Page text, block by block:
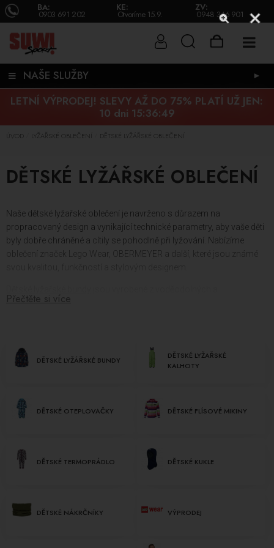
BA:
0903 691 202
KE:
Otvoríme 15.9.
ZV:
0948 346 901
NAŠE SLUŽBY ►
LETNÍ VÝPRODEJ! SLEVY AŽ DO 75% PLATÍ UŽ JEN:
10 dni 15:36:48
ÚVOD LYŽAŘSKÉ OBLEČENÍ DĚTSKÉ LYŽÁŘSKÉ OBLEČENÍ
DĚTSKÉ LYŽÁŘSKÉ OBLEČENÍ
Naše dětské lyžařské oblečení je navrženo s důrazem na
propracovaný design a vynikající technické parametry, aby vaše děti
byly dobře chráněné a cítily se pohodlně při lyžování. Nabízíme
oblečení značek Lego Wear, OBERMEYER a další, které jsou známé
větruodolných materiálů, které zajišťují nepromokavost a ochranu
které budou bavit vaše děti.
umožňují odvod vlhkosti a udržují tělo suché a teplé. Mají
dostatečnou odolnost vůči větru a sněhu a zajišťují optimální
Nabízíme také
, které jsou skvělou volbou pro
aktivity na sněhu. Tyto overaly poskytují kompletní ochranu a teplo
a odolné vůči oděru. Tyto overaly mají vysokou tepelnou izolaci,
Přečtěte si více
DĚTSKÉ LYŽÁŘSKÉ BUNDY
DĚTSKÉ LYŽAŘSKÉ
KALHOTY
DĚTSKÉ OTEPLOVAČKY DĚTSKÉ FLÍSOVÉ MIKINY
DĚTSKÉ TERMOPRÁDLO DĚTSKÉ KUKLE
DĚTSKÉ NÁKRČNÍKY VÝPRODEJ